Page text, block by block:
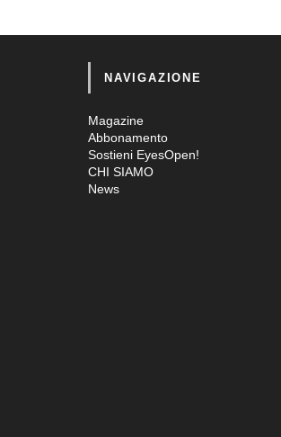
NAVIGAZIONE
Magazine
Abbonamento
Sostieni EyesOpen!
CHI SIAMO
News